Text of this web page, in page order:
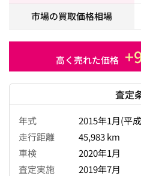
市場の買取価格相場
高く売れた価格
査定
年式
2015年1月(平
走行距離
45,983 km
車検
2020年1月
査定実施
2019年7月